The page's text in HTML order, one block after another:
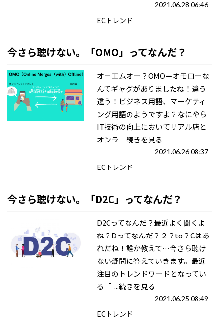
2021.06.28 06:46
ECトレンド
今さら聴けない。「OMO」ってなんだ？
オーエムオー？OMO＝オモローな
んてギャグがありましたね！違う
違う！ビジネス用語、マーケティ
ング用語のようですよ？なにやら
IT技術の向上においてリアル店と
オンラ ...続きを見る
2021.06.26 08:37
ECトレンド
今さら聴けない。「D2C」ってなんだ？
D2Cってなんだ？最近よく聞くよ
ね？Dってなんだ？２？to？Cはあ
れだね！誰か教えて…今さら聴け
ない疑問に答えていきます。最近
注目のトレンドワードとなってい
る「 ...続きを見る
2021.06.25 08:49
ECトレンド